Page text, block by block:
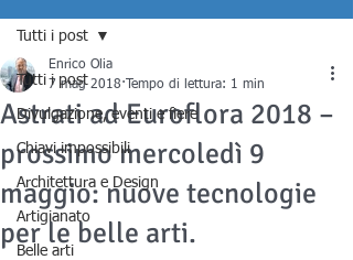
Tutti i post
Divulgazione, eventi e fiere
Chiavi impossibili
Architettura e Design
Artigianato
Belle arti
Tutti i post
Astrati ad Euroflora 2018 –
prossimo mercoledì 9
maggio: nuove tecnologie
per le belle arti.
Enrico Olia
7 mag 2018
Tempo di lettura: 1 min